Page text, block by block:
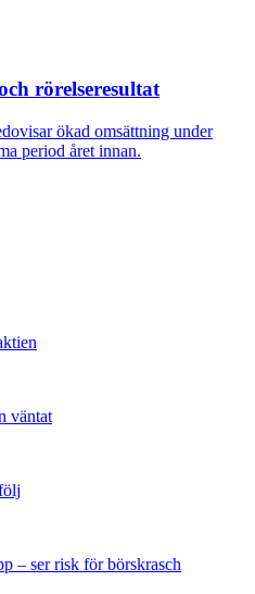
rörelseresultat
ökad omsättning under
period året innan.
väntat
– ser risk för börskrasch